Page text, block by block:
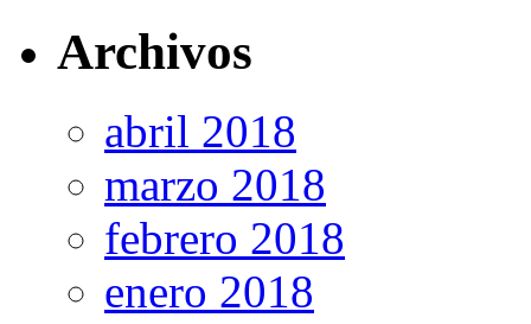
Archivos
abril 2018
marzo 2018
febrero 2018
enero 2018